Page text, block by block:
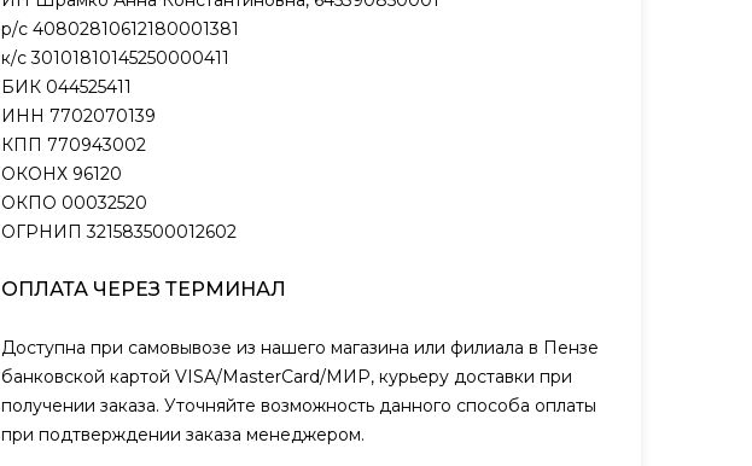
р/с 40802810612180001381
к/с 30101810145250000411
БИК 044525411
ИНН 7702070139
КПП 770943002
ОКОНХ 96120
ОКПО 00032520
ОГРНИП 321583500012602
ОПЛАТА ЧЕРЕЗ ТЕРМИНАЛ
Доступна при самовывозе из нашего магазина или филиала в Пензе
банковской картой VISA/MasterCard/МИР, курьеру доставки при
получении заказа. Уточняйте возможность данного способа оплаты
при подтверждении заказа менеджером.